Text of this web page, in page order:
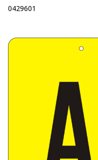
0429601